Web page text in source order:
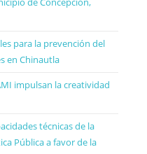
para la prevención del
en Chinautla
impulsan la creatividad
técnicas de la
Pública a favor de la